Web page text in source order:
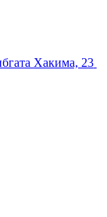
Хакима, 23